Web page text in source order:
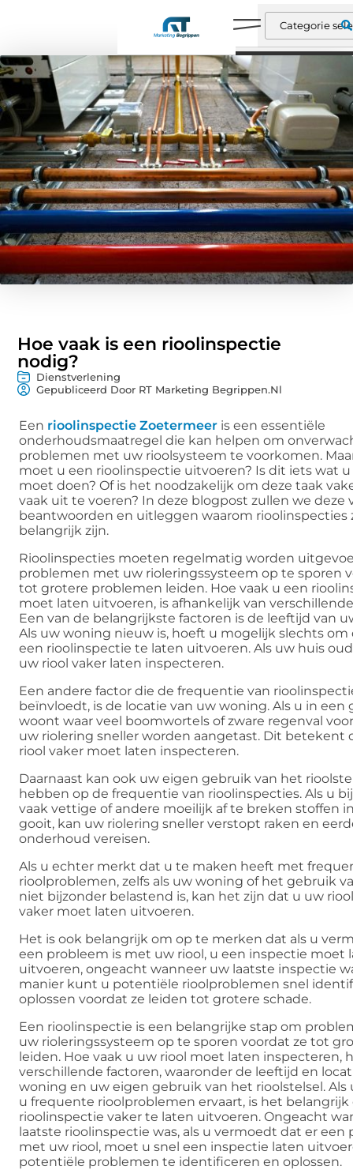
Hoe vaak is een rioolinspectie
nodig?
Dienstverlening
Gepubliceerd Door RT Marketing Begrippen.nl
Een rioolinspectie Zoetermeer is een essentiële
onderhoudsmaatregel die kan helpen om
problemen met uw rioolsysteem te voorkomen.
moet u een rioolinspectie uitvoeren? Is dit iets wat u
moet doen? Of is het noodzakelijk om deze taak
vaak uit te voeren? In deze blogpost zullen we deze
beantwoorden en uitleggen waarom rioolinspecties
belangrijk zijn.
Rioolinspecties moeten regelmatig worden
problemen met uw rioleringssysteem op te sporen
tot grotere problemen leiden. Hoe vaak u een
moet laten uitvoeren, is afhankelijk van
Een van de belangrijkste factoren is de leeftijd van
Als uw woning nieuw is, hoeft u mogelijk slechts om
een rioolinspectie te laten uitvoeren. Als uw huis
uw riool vaker laten inspecteren.
Een andere factor die de frequentie van
beïnvloedt, is de locatie van uw woning. Als u in een
woont waar veel boomwortels of zware regenval
uw riolering sneller worden aangetast. Dit betekent
riool vaker moet laten inspecteren.
Daarnaast kan ook uw eigen gebruik van het
hebben op de frequentie van rioolinspecties. Als u
vaak vettige of andere moeilijk af te breken stoffen
gooit, kan uw riolering sneller verstopt raken en
onderhoud vereisen.
Als u echter merkt dat u te maken heeft met
rioolproblemen, zelfs als uw woning of het gebruik
niet bijzonder belastend is, kan het zijn dat u uw
vaker moet laten uitvoeren.
Het is ook belangrijk om op te merken dat als u
een probleem is met uw riool, u een inspectie moet
uitvoeren, ongeacht wanneer uw laatste inspectie
manier kunt u potentiële rioolproblemen snel
oplossen voordat ze leiden tot grotere schade.
Een rioolinspectie is een belangrijke stap om
uw rioleringssysteem op te sporen voordat ze tot
leiden. Hoe vaak u uw riool moet laten inspecteren,
verschillende factoren, waaronder de leeftijd en
woning en uw eigen gebruik van het rioolstelsel.
u frequente rioolproblemen ervaart, is het
rioolinspectie vaker te laten uitvoeren. Ongeacht
laatste rioolinspectie was, als u vermoedt dat er een
met uw riool, moet u snel een inspectie laten
potentiële problemen te identificeren en oplossen.